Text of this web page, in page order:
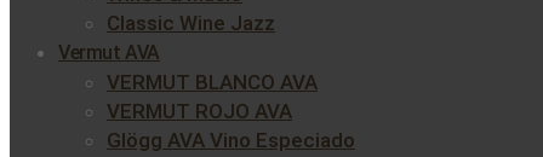
Classic Wine Jazz
Vermut AVA
VERMUT BLANCO AVA
VERMUT ROJO AVA
Glögg AVA Vino Especiado